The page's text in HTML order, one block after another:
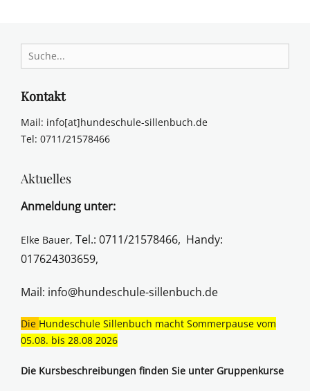
Search
for:
Kontakt
Mail: info[at]hundeschule-sillenbuch.de
Tel: 0711/21578466
Aktuelles
Anmeldung unter:
Elke Bauer, Tel.: 0711/21578466, Handy:
017624303659,
Mail: info@hundeschule-sillenbuch.de
Die Hundeschule Sillenbuch macht Sommerpause vom
05.08. bis 28.08 2026
Die Kursbeschreibungen finden Sie unter Gruppenkurse